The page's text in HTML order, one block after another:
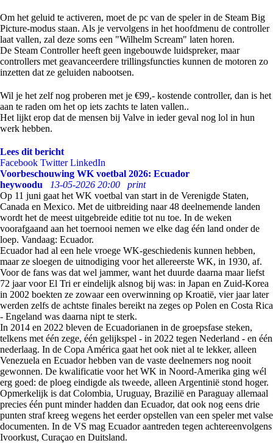
Om het geluid te activeren, moet de pc van de speler in de Steam Big
Picture-modus staan. Als je vervolgens in het hoofdmenu de controller
laat vallen, zal deze soms een "Wilhelm Scream" laten horen.
De Steam Controller heeft geen ingebouwde luidspreker, maar
controllers met geavanceerdere trillingsfuncties kunnen de motoren zo
inzetten dat ze geluiden nabootsen.
Wil je het zelf nog proberen met je €99,- kostende controller, dan is het
aan te raden om het op iets zachts te laten vallen..
Het lijkt erop dat de mensen bij Valve in ieder geval nog lol in hun
werk hebben.
Lees dit bericht
Facebook Twitter LinkedIn
Voorbeschouwing WK voetbal 2026: Ecuador
heywoodu
13-05-2026 20:00
print
Op 11 juni gaat het WK voetbal van start in de Verenigde Staten,
Canada en Mexico. Met de uitbreiding naar 48 deelnemende landen
wordt het de meest uitgebreide editie tot nu toe. In de weken
voorafgaand aan het toernooi nemen we elke dag één land onder de
loep. Vandaag: Ecuador.
Ecuador had al een hele vroege WK-geschiedenis kunnen hebben,
maar ze sloegen de uitnodiging voor het allereerste WK, in 1930, af.
Voor de fans was dat wel jammer, want het duurde daarna maar liefst
72 jaar voor El Tri er eindelijk alsnog bij was: in Japan en Zuid-Korea
in 2002 boekten ze zowaar een overwinning op Kroatië, vier jaar later
werden zelfs de achtste finales bereikt na zeges op Polen en Costa Rica
- Engeland was daarna nipt te sterk.
In 2014 en 2022 bleven de Ecuadorianen in de groepsfase steken,
telkens met één zege, één gelijkspel - in 2022 tegen Nederland - en één
nederlaag. In de Copa América gaat het ook niet al te lekker, alleen
Venezuela en Ecuador hebben van de vaste deelnemers nog nooit
gewonnen. De kwalificatie voor het WK in Noord-Amerika ging wél
erg goed: de ploeg eindigde als tweede, alleen Argentinië stond hoger.
Opmerkelijk is dat Colombia, Uruguay, Brazilië en Paraguay allemaal
precies één punt minder hadden dan Ecuador, dat ook nog eens drie
punten straf kreeg wegens het eerder opstellen van een speler met valse
documenten. In de VS mag Ecuador aantreden tegen achtereenvolgens
Ivoorkust, Curaçao en Duitsland.